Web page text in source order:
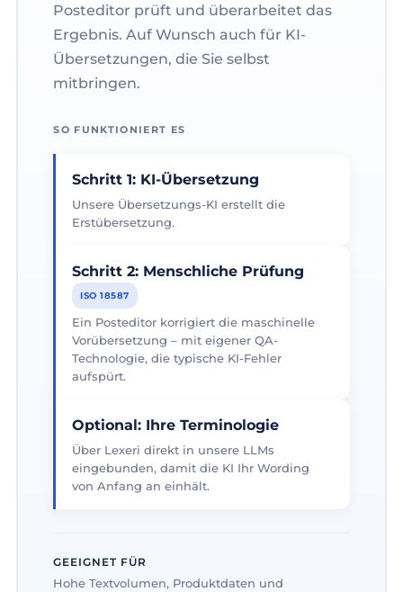
Posteditor prüft und überarbeitet das
Ergebnis. Auf Wunsch auch für KI-
Übersetzungen, die Sie selbst
mitbringen.
SO FUNKTIONIERT ES
Schritt 1: KI-Übersetzung
Unsere Übersetzungs-KI erstellt die
Erstübersetzung.
Schritt 2: Menschliche Prüfung
ISO 18587
Ein Posteditor korrigiert die maschinelle
Vorübersetzung – mit eigener QA-
Technologie, die typische KI-Fehler
aufspürt.
Optional: Ihre Terminologie
Über Lexeri direkt in unsere LLMs
eingebunden, damit die KI Ihr Wording
von Anfang an einhält.
GEEIGNET FÜR
Hohe Textvolumen, Produktdaten und